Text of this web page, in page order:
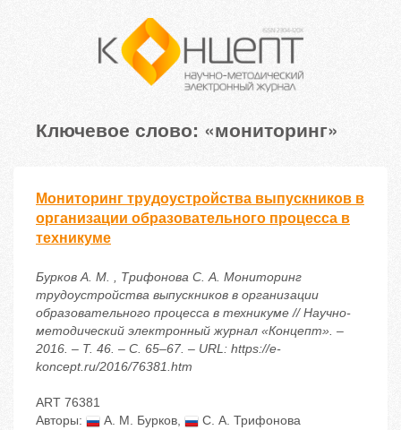
Ключевое слово: «мониторинг»
Мониторинг трудоустройства выпускников в
организации образовательного процесса в
техникуме
Бурков А. М. , Трифонова С. А. Мониторинг
трудоустройства выпускников в организации
образовательного процесса в техникуме // Научно-
методический электронный журнал «Концепт». –
2016. – Т. 46. – С. 65–67. – URL: https://e-
koncept.ru/2016/76381.htm
ART 76381
Авторы:
А. М. Бурков,
С. А. Трифонова